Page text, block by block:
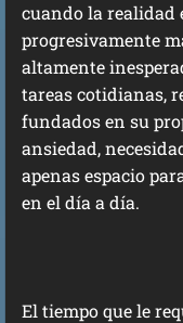
cuando la realidad
progresivamente
altamente
tareas cotidianas,
fundados en su
ansiedad,
apenas espacio
en el día a día.
El tiempo que le